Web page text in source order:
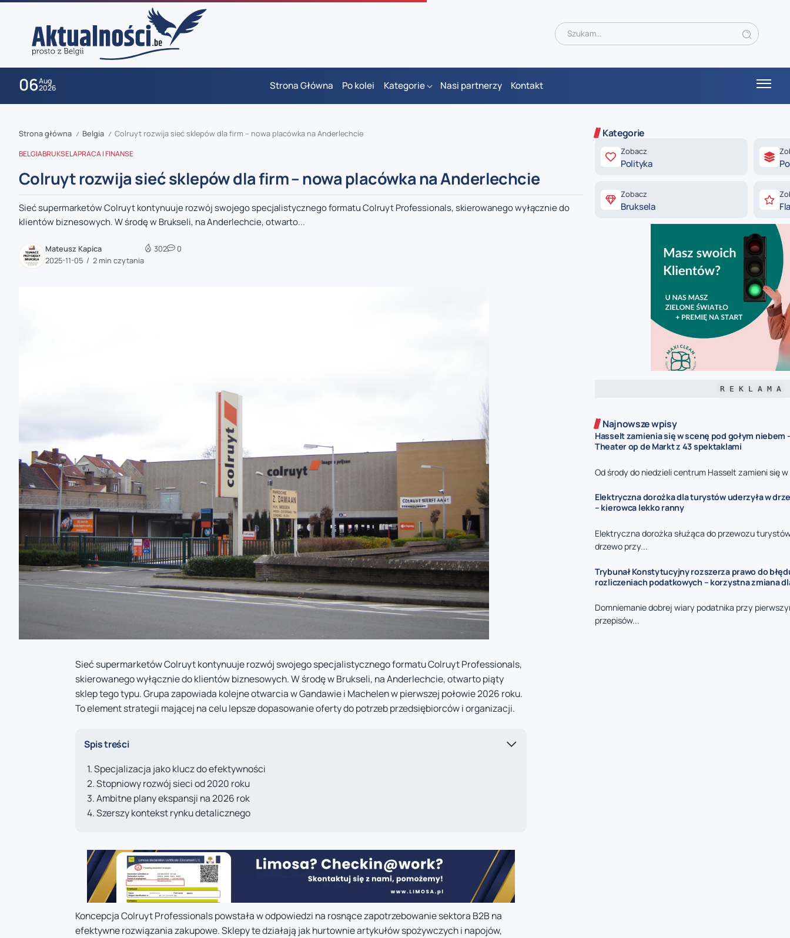
06Aug
2026 Strona Główna Po kolei Kategorie Nasi partnerzy Kontakt
zaobserwuj nas
zaobserwuj nas
Strona główna / Belgia / Colruyt rozwija sieć sklepów dla firm – nowa placówka na Anderlechcie
BELGIABRUKSELAPRACA I FINANSE
Colruyt rozwija sieć sklepów dla firm – nowa placówka na Anderlechcie
Sieć supermarketów Colruyt kontynuuje rozwój swojego specjalistycznego formatu Colruyt Professionals, skierowanego wyłącznie do
klientów biznesowych. W środę w Brukseli, na Anderlechcie, otwarto...
Mateusz Kapica
2025-11-05
2 min czytania
302 0
Sieć supermarketów Colruyt kontynuuje rozwój swojego specjalistycznego formatu Colruyt Professionals,
skierowanego wyłącznie do klientów biznesowych. W środę w Brukseli, na Anderlechcie, otwarto piąty
sklep tego typu. Grupa zapowiada kolejne otwarcia w Gandawie i Machelen w pierwszej połowie 2026 roku.
To element strategii mającej na celu lepsze dopasowanie oferty do potrzeb przedsiębiorców i organizacji.
Spis treści
Specjalizacja jako klucz do efektywności
Stopniowy rozwój sieci od 2020 roku
Ambitne plany ekspansji na 2026 rok
Szerszy kontekst rynku detalicznego
Koncepcja Colruyt Professionals powstała w odpowiedzi na rosnące zapotrzebowanie sektora B2B na
efektywne rozwiązania zakupowe. Sklepy te działają jak hurtownie artykułów spożywczych i napojów,
Kategorie
Zobacz
Polityka
Zobacz
Bruksela
R E K L A M A
Najnowsze wpisy
Hasselt zamienia się w scenę pod gołym niebem
Theater op de Markt z 43 spektaklami
Od środy do niedzieli centrum Hasselt zamieni się
Elektryczna dorożka dla turystów uderzyła w
– kierowca lekko ranny
Elektryczna dorożka służąca do przewozu
drzewo przy...
Trybunał Konstytucyjny rozszerza prawo do
rozliczeniach podatkowych – korzystna zmiana
Domniemanie dobrej wiary podatnika przy
przepisów...